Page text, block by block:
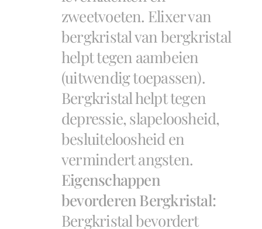
zweetvoeten. Elixer van
bergkristal van bergkristal
helpt tegen aambeien
(uitwendig toepassen).
Bergkristal helpt tegen
depressie, slapeloosheid,
besluiteloosheid en
vermindert angsten.
Eigenschappen
bevorderen Bergkristal:
Bergkristal bevordert